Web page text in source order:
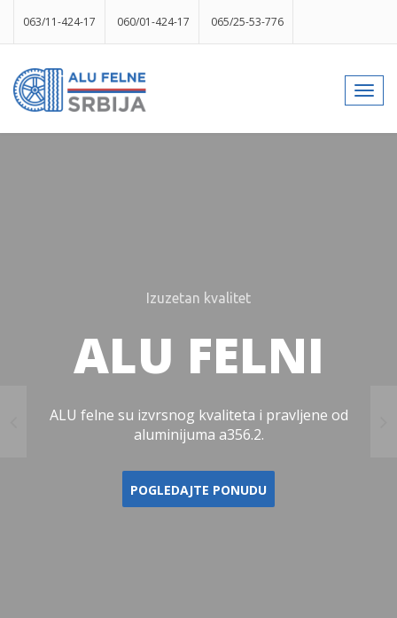
063/11-424-17 060/01-424-17 065/25-53-776
info@gumesrbija.rs
Izuzetan kvalitet
ALU FELNI
ALU felne su izvrsnog kvaliteta i pravljene od
aluminijuma a356.2.
POGLEDAJTE PONUDU